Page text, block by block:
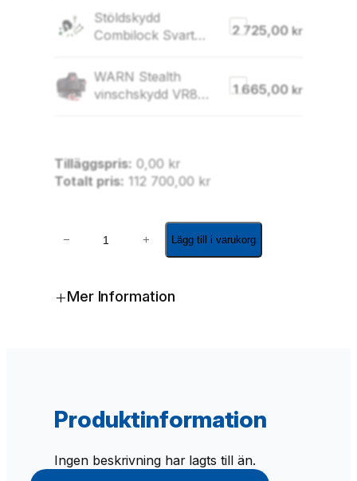
LGF4000T
Stöldskydd
Combilock Svart
bult
2 725,00 kr
WARN Stealth
vinschskydd VR8
1 665,00 kr
Tilläggspris: 0,00 kr
Totalt pris: 112 700,00 kr
a
n
p
− + Lägg till i varukorg
+Mer Information
Produktinformation
Ingen beskrivning har lagts till än.